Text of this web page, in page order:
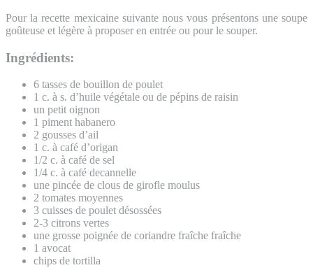
Pour la recette mexicaine suivante nous vous présentons une soupe
goûteuse et légère à proposer en entrée ou pour le souper.
Ingrédients:
6 tasses de bouillon de poulet
1 c. à s. d’huile végétale ou de pépins de raisin
un petit oignon
1 piment habanero
2 gousses d’ail
1 c. à café d’origan
1/2 c. à café de sel
1/4 c. à café decannelle
une pincée de clous de girofle moulus
2 tomates moyennes
3 cuisses de poulet désossées
2-3 citrons vertes
une grosse poignée de coriandre fraîche fraîche
1 avocat
chips de tortilla